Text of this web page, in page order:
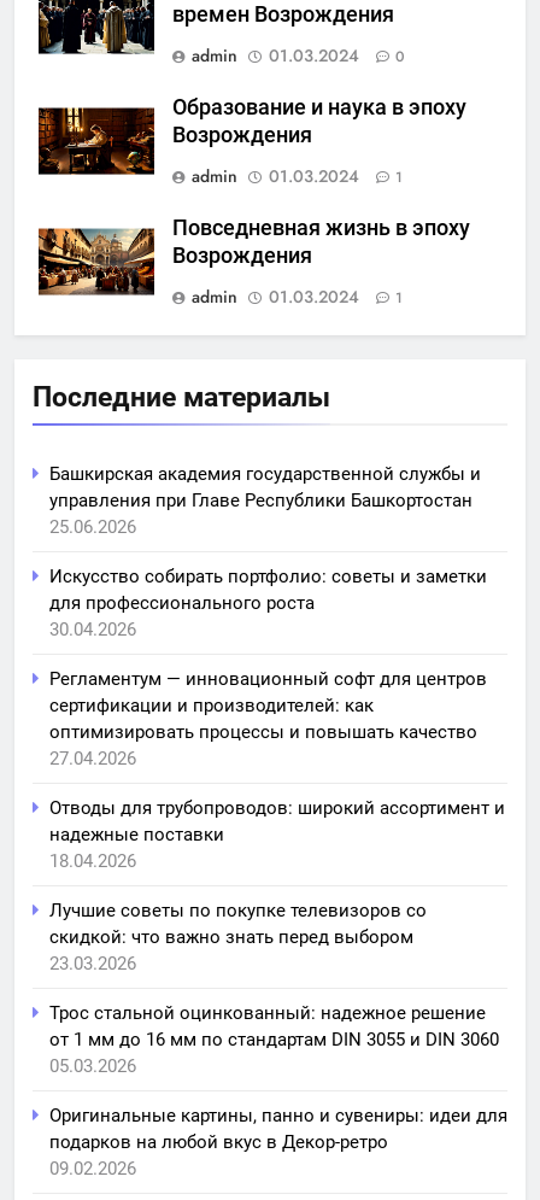
времен Возрождения
admin
01.03.2024 0
Образование и наука в эпоху
Возрождения
admin
01.03.2024 1
Повседневная жизнь в эпоху
Возрождения
admin
01.03.2024 1
Последние материалы
Башкирская академия государственной службы и
управления при Главе Республики Башкортостан
25.06.2026
Искусство собирать портфолио: советы и заметки
для профессионального роста
30.04.2026
Регламентум — инновационный софт для центров
сертификации и производителей: как
оптимизировать процессы и повышать качество
27.04.2026
Отводы для трубопроводов: широкий ассортимент и
надежные поставки
18.04.2026
Лучшие советы по покупке телевизоров со
скидкой: что важно знать перед выбором
23.03.2026
Трос стальной оцинкованный: надежное решение
от 1 мм до 16 мм по стандартам DIN 3055 и DIN 3060
05.03.2026
Оригинальные картины, панно и сувениры: идеи для
подарков на любой вкус в Декор-ретро
09.02.2026